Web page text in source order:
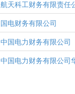
航天科工财务有限责任
国电财务有限公司
中国电力财务有限公司
中国电力财务有限公司